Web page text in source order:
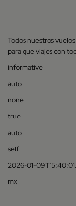
Todos nuestros
para que viajes con
informative
auto
none
true
auto
self
2026-01-
mx